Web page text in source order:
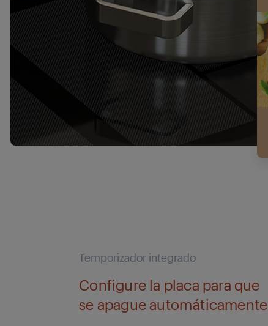
Temporizador integrado
Configure la placa para que
se apague automáticamente